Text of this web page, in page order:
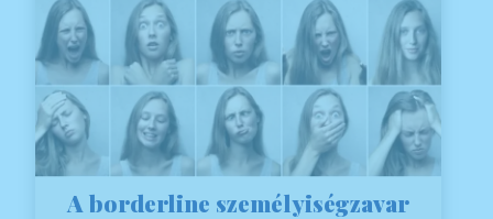
A borderline személyiségzavar